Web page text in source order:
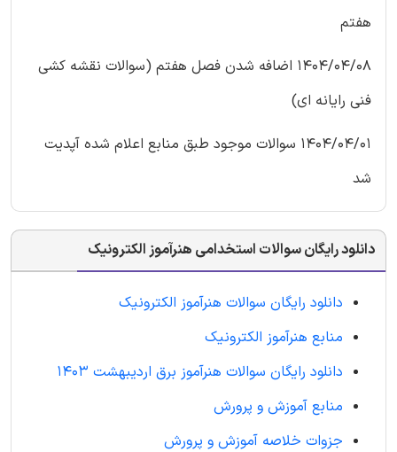
هفتم
1404/04/08 اضافه شدن فصل هفتم (سوالات نقشه کشی
فنی رایانه ای)
1404/04/01 سوالات موجود طبق منابع اعلام شده آپدیت
شد
دانلود رایگان سوالات استخدامی هنرآموز الکترونیک
دانلود رایگان سوالات هنرآموز الکترونیک
منابع هنرآموز الکترونیک
دانلود رایگان سوالات هنرآموز برق اردیبهشت 1403
منابع آموزش و پرورش
جزوات خلاصه آموزش و پرورش